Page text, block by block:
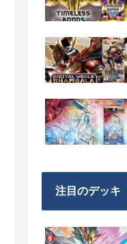
注目のデッキ